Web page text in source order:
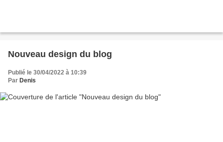
Nouveau design du blog
Publié le 30/04/2022 à 10:39
Par Denis